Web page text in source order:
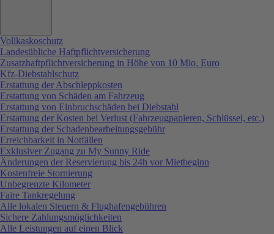
Vollkaskoschutz
Landesübliche Haftpflichtversicherung
Zusatzhaftpflichtversicherung in Höhe von 10 Mio. Euro
Kfz-Diebstahlschutz
Erstattung der Abschleppkosten
Erstattung von Schäden am Fahrzeug
Erstattung von Einbruchschäden bei Diebstahl
Erstattung der Kosten bei Verlust (Fahrzeugpapieren, Schlüssel, etc.)
Erstattung der Schadenbearbeitungsgebühr
Erreichbarkeit in Notfällen
Exklusiver Zugang zu My Sunny Ride
Änderungen der Reservierung bis 24h vor Mietbeginn
Kostenfreie Stornierung
Unbegrenzte Kilometer
Faire Tankregelung
Alle lokalen Steuern & Flughafengebühren
Sichere Zahlungsmöglichkeiten
Alle Leistungen auf einen Blick